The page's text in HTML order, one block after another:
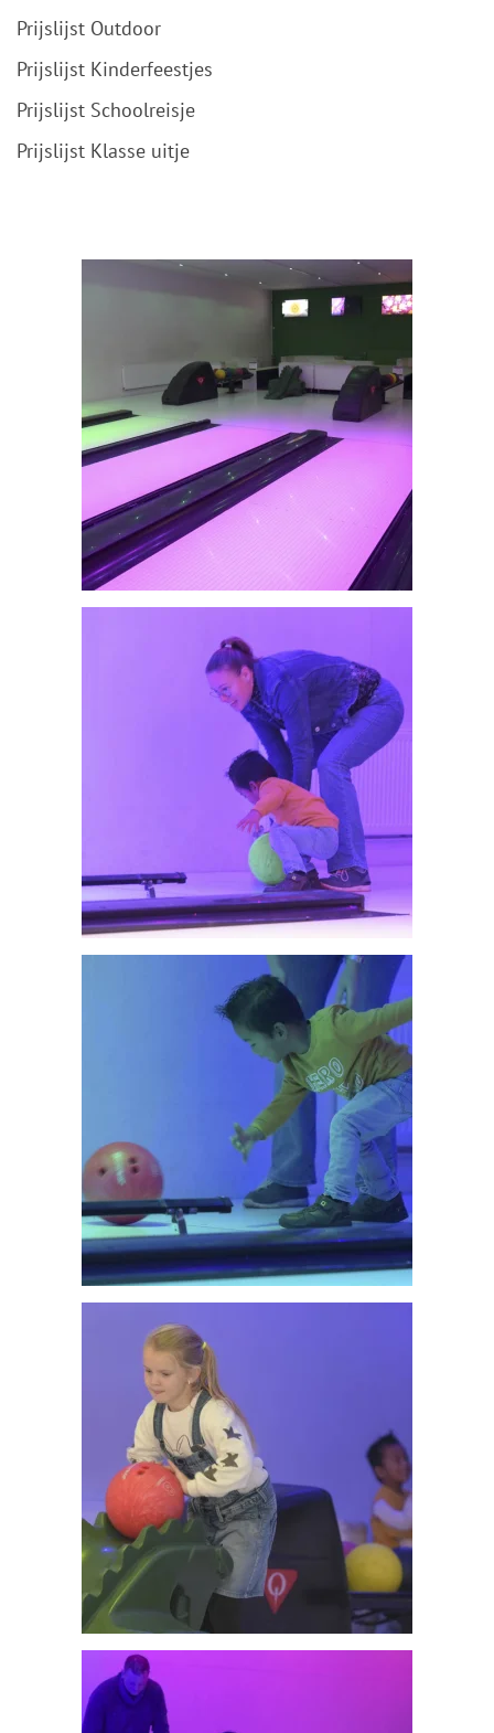
Prijslijst Outdoor
Prijslijst Kinderfeestjes
Prijslijst Schoolreisje
Prijslijst Klasse uitje